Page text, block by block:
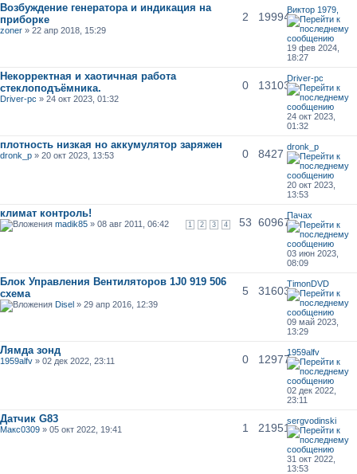
Возбуждение генератора и индикация на
приборке
zoner » 22 апр 2018, 15:29
2 19994
Виктор 1979,
19 фев 2024,
18:27
Некорректная и хаотичная работа
стеклоподъёмника.
Driver-pc » 24 окт 2023, 01:32
0 13103
Driver-pc
24 окт 2023,
01:32
плотность низкая но аккумулятор заряжен
dronk_p » 20 окт 2023, 13:53 0 8427
dronk_p
20 окт 2023,
13:53
климат контроль!
1 2 3 4
madik85 » 08 авг 2011, 06:42 53 60967
Пачах
03 июн 2023,
08:09
Блок Управления Вентиляторов 1J0 919 506
схема
Disel » 29 апр 2016, 12:39
5 31603
TimonDVD
09 май 2023,
13:29
Лямда зонд
1959alfv » 02 дек 2022, 23:11 0 12977
1959alfv
02 дек 2022,
23:11
Датчик G83
Макс0309 » 05 окт 2022, 19:41 1 21951
sergvodinski
31 окт 2022,
13:53